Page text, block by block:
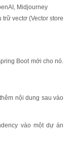
Midjourney
vectơ (Vector store
Boot mới cho nó.
nội dung sau vào
vào một dự án